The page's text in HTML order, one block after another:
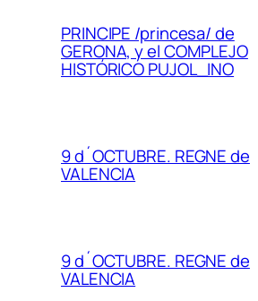
PRINCIPE /princesa/ de
GERONA, y el COMPLEJO
HISTÓRICO PUJOL_INO
9 d´OCTUBRE. REGNE de
VALENCIA
9 d´OCTUBRE. REGNE de
VALENCIA